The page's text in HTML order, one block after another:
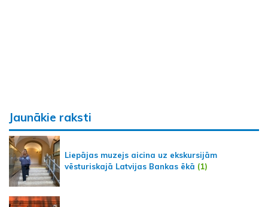
Jaunākie raksti
Liepājas muzejs aicina uz ekskursijām
vēsturiskajā Latvijas Bankas ēkā (1)